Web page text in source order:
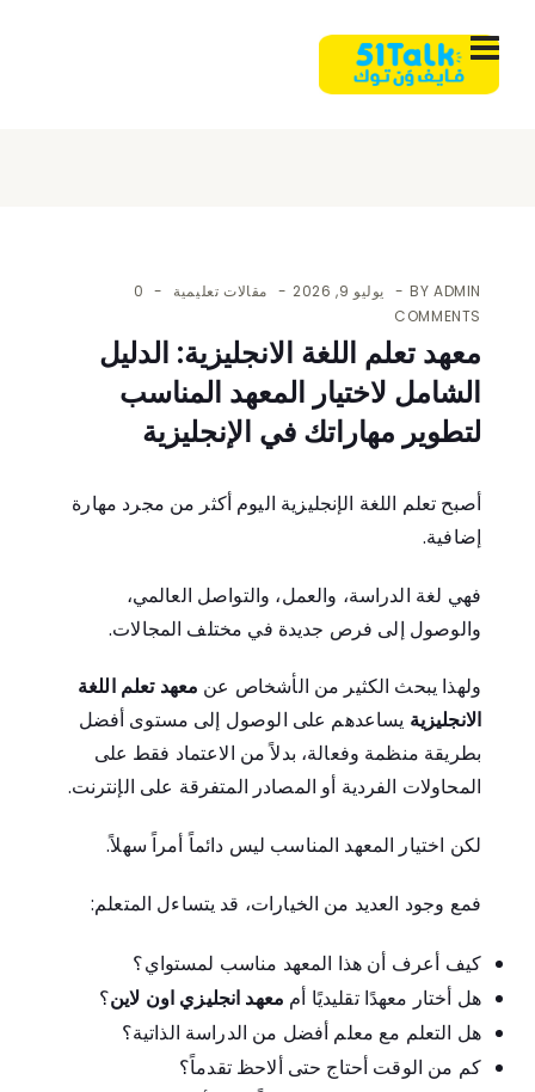
BY ADMIN يوليو 9, 2026 مقالات تعليمية
0
COMMENTS
معهد تعلم اللغة الانجليزية: الدليل
الشامل لاختيار المعهد المناسب
لتطوير مهاراتك في الإنجليزية
أصبح تعلم اللغة الإنجليزية اليوم أكثر من مجرد مهارة
إضافية.
فهي لغة الدراسة، والعمل، والتواصل العالمي،
والوصول إلى فرص جديدة في مختلف المجالات.
ولهذا يبحث الكثير من الأشخاص عن معهد تعلم اللغة
الانجليزية يساعدهم على الوصول إلى مستوى أفضل
بطريقة منظمة وفعالة، بدلاً من الاعتماد فقط على
المحاولات الفردية أو المصادر المتفرقة على الإنترنت.
لكن اختيار المعهد المناسب ليس دائماً أمراً سهلاً.
فمع وجود العديد من الخيارات، قد يتساءل المتعلم:
كيف أعرف أن هذا المعهد مناسب لمستواي؟
هل أختار معهدًا تقليديًا أم معهد انجليزي اون لاين؟
هل التعلم مع معلم أفضل من الدراسة الذاتية؟
كم من الوقت أحتاج حتى ألاحظ تقدماً؟